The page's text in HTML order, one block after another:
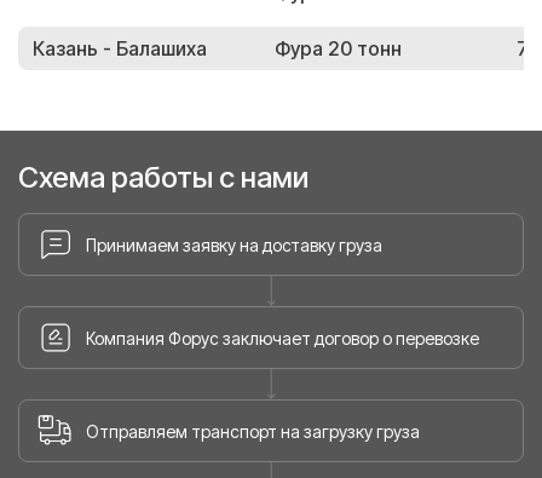
Казань - Балашиха Фура 20 тонн
Схема работы с нами
Принимаем заявку на доставку груза
Компания Форус заключает договор о перевозке
Отправляем транспорт на загрузку груза